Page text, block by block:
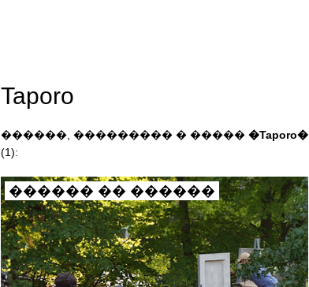
Taporo
������, ��������� � ����� �Taporo�
(1):
������ �� ������